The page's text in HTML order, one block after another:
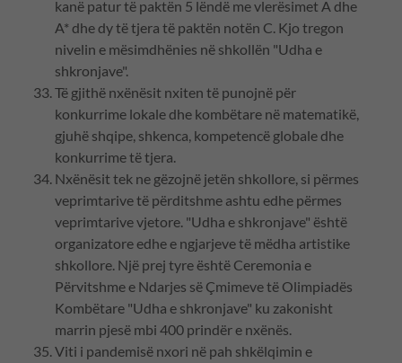
kanë patur të paktën 5 lëndë me vlerësimet A dhe
A* dhe dy të tjera të paktën notën C. Kjo tregon
nivelin e mësimdhënies në shkollën "Udha e
shkronjave".
Të gjithë nxënësit nxiten të punojnë për
konkurrime lokale dhe kombëtare në matematikë,
gjuhë shqipe, shkenca, kompetencë globale dhe
konkurrime të tjera.
Nxënësit tek ne gëzojnë jetën shkollore, si përmes
veprimtarive të përditshme ashtu edhe përmes
veprimtarive vjetore. "Udha e shkronjave" është
organizatore edhe e ngjarjeve të mëdha artistike
shkollore. Një prej tyre është Ceremonia e
Përvitshme e Ndarjes së Çmimeve të Olimpiadës
Kombëtare "Udha e shkronjave" ku zakonisht
marrin pjesë mbi 400 prindër e nxënës.
Viti i pandemisë nxori në pah shkëlqimin e